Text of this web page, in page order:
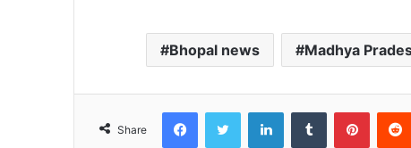
Bhopal news Madhya
Share
FacebookTwitter LinkedInTumblr